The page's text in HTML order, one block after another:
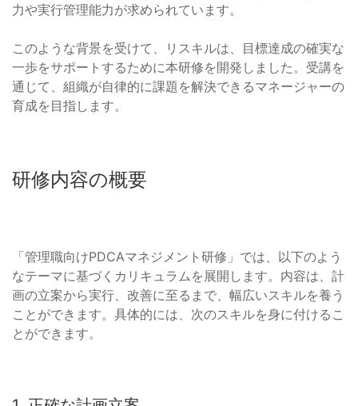
力や実行管理能力が求められています。
このような背景を受けて、リスキルは、目標達成の確実な
一歩をサポートするために本研修を開発しました。受講を
通じて、組織が自律的に課題を解決できるマネージャーの
育成を目指します。
研修内容の概要
「管理職向けPDCAマネジメント研修」では、以下のよう
なテーマに基づくカリキュラムを展開します。内容は、計
画の立案から実行、改善に至るまで、幅広いスキルを養う
ことができます。具体的には、次のスキルを身に付けるこ
とができます。